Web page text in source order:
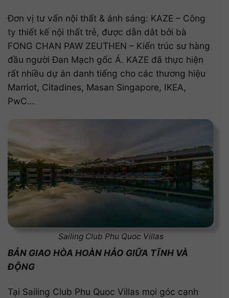
Đơn vị tư vấn nội thất & ánh sáng: KAZE – Công
ty thiết kế nội thất trẻ, được dẫn dắt bởi bà
FONG CHAN PAW ZEUTHEN – Kiến trúc sư hàng
đầu người Đan Mạch gốc Á. KAZE đã thực hiện
rất nhiều dự án danh tiếng cho các thương hiệu
Marriot, Citadines, Masan Singapore, IKEA,
PwC…
Sailing Club Phu Quoc Villas
BẢN GIAO HÒA HOÀN HẢO GIỮA TĨNH VÀ
ĐỘNG
Tại Sailing Club Phu Quoc Villas mọi góc cạnh